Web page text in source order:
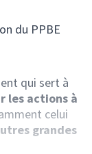
du PPBE
qui sert à
les actions à
celui
grandes